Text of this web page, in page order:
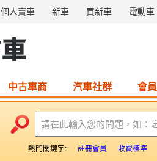
個人賣車 新車 買新車 電動車
中古車商 汽車社群 會
請在此輸入您的問題，如：
熱門關鍵字: 註冊會員 收費標準